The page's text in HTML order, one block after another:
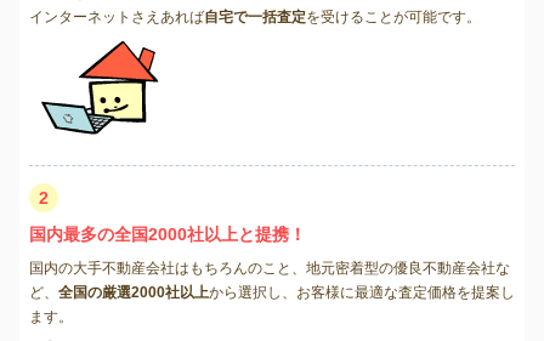
インターネットさえあれば自宅で一括査定を受けることが可能です。
2
国内最多の全国2000社以上と提携！
国内の大手不動産会社はもちろんのこと、地元密着型の優良不動産会社な
ど、 全国の厳選2000社以上から選択し、お客様に最適な査定価格を提案し
ます。